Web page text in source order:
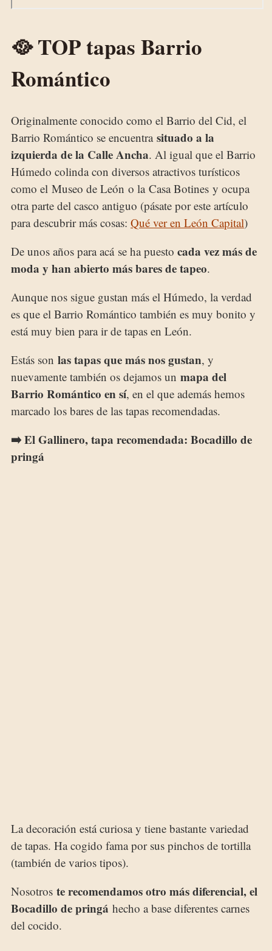
🥘 TOP tapas Barrio
Romántico
Originalmente conocido como el Barrio del Cid, el
Barrio Romántico se encuentra situado a la
izquierda de la Calle Ancha. Al igual que el Barrio
Húmedo colinda con diversos atractivos turísticos
como el Museo de León o la Casa Botines y ocupa
otra parte del casco antiguo (pásate por este artículo
para descubrir más cosas: Qué ver en León Capital)
De unos años para acá se ha puesto cada vez más de
moda y han abierto más bares de tapeo.
Aunque nos sigue gustan más el Húmedo, la verdad
es que el Barrio Romántico también es muy bonito y
está muy bien para ir de tapas en León.
Estás son las tapas que más nos gustan, y
nuevamente también os dejamos un mapa del
Barrio Romántico en sí, en el que además hemos
marcado los bares de las tapas recomendadas.
➡️ El Gallinero, tapa recomendada: Bocadillo de
pringá
La decoración está curiosa y tiene bastante variedad
de tapas. Ha cogido fama por sus pinchos de tortilla
(también de varios tipos).
Nosotros te recomendamos otro más diferencial, el
Bocadillo de pringá hecho a base diferentes carnes
del cocido.